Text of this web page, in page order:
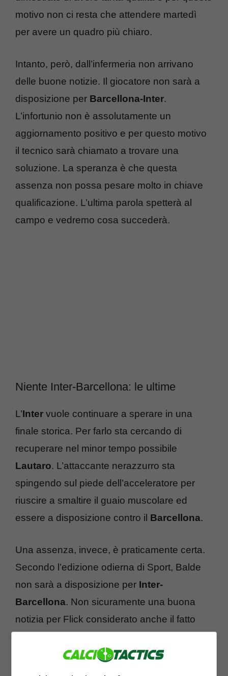
motivo non ci resta che attendere martedì
per avere un quadro più chiaro.
Intanto, però, dall’infermeria non arrivano
delle buone notizie. Il giocatore non sarà a
disposizione per Barcellona-Inter.
L’infortunio non è assolutamente un
aggiornamento positivo e per questo motivo
il tecnico sarà chiamato a trovare una
soluzione. La speranza è che questa
assenza non possa pesare molto in chiave
qualificazione. L’ultima parola spetterà al
campo e vedremo cosa succederà.
Niente Inter-Barcellona: le ultime
L’Inter vuole continuare a sperare in una
finale storica. Per farlo sta cercando di
recuperare nel minor tempo possibile
Lautaro. L’attaccante nerazzurro sta
spingendo sul piede dell’acceleratore per
riuscire a smaltire il guaio muscolare ed
essere a disposizione contro il Barcellona.
Una assenza, invece, è praticamente certa.
Secondo l’edizione odierna di Sport, Balde
non sarà a disposizione per Inter-
Barcellona. Non sicuramente una buona
notizia per Flick considerato anche il fatto
L’esterno, però, non ha smaltito il problema